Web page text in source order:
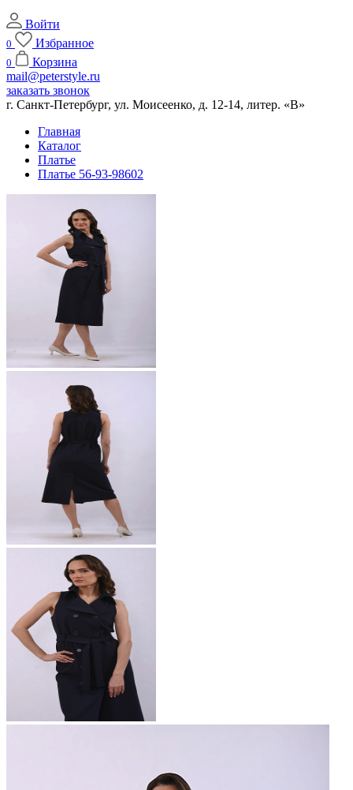
Войти
0 Избранное
0
Корзина
mail@peterstyle.ru
заказать звонок
г. Санкт-Петербург, ул. Моисеенко, д. 12-14, литер. «В»
Главная
Каталог
Платье
Платье 56-93-98602